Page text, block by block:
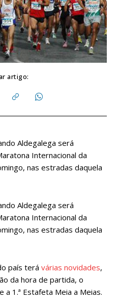
artigo:
Aldegalega será
Internacional da
nas estradas daquela
Aldegalega será
Internacional da
nas estradas daquela
país terá várias novidades,
da hora de partida, o
1.ª Estafeta Meia a Meias.